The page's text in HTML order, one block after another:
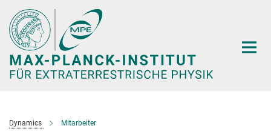
Hauptinhalt
Dynamics Mitarbeiter